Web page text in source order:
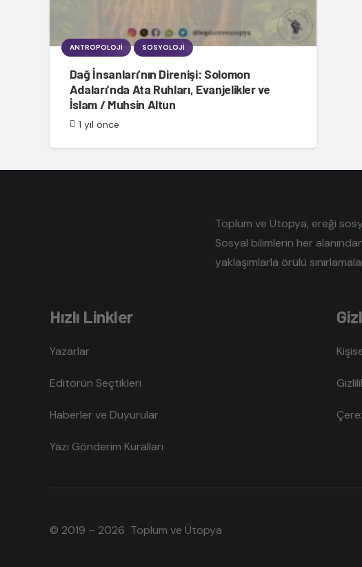
ANTROPOLOJI SOSYOLOJI
Dağ İnsanları’nın Direnişi: Solomon
Adaları’nda Ata Ruhları, Evanjelikler ve
İslam / Muhsin Altun
1 yıl önce
Toplum ve Ütopya, ereği
Sosyal bilimlerin her
yaklaşımlarla örülü
Hızlı Linkler
Yazarlar
Editörün Seçtikleri
Haberler ve Duyurular
Yazı Gönderim Kuralları
© 2019 – 2026 Toplum ve Ütopya